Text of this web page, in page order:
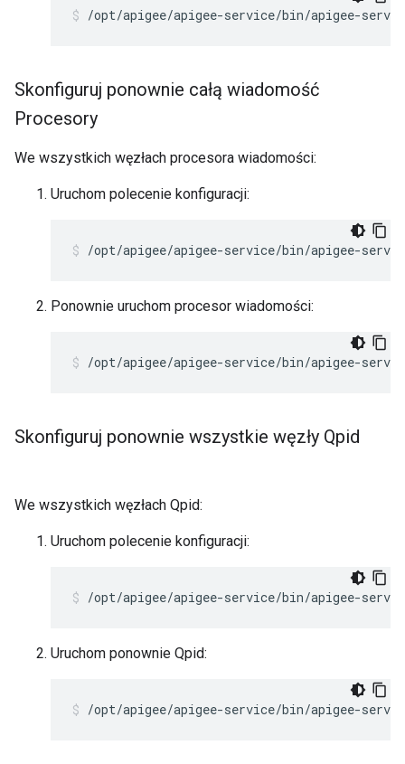
/opt/apigee/apigee-service/bin/apigee-
Skonfiguruj ponownie całą wiadomość
Procesory
We wszystkich węzłach procesora wiadomości:
Uruchom polecenie konfiguracji:
/opt/apigee/apigee-service/bin/apigee-
Ponownie uruchom procesor wiadomości:
/opt/apigee/apigee-service/bin/apigee-
Skonfiguruj ponownie wszystkie węzły Qpid
We wszystkich węzłach Qpid:
Uruchom polecenie konfiguracji:
/opt/apigee/apigee-service/bin/apigee-
Uruchom ponownie Qpid:
/opt/apigee/apigee-service/bin/apigee-